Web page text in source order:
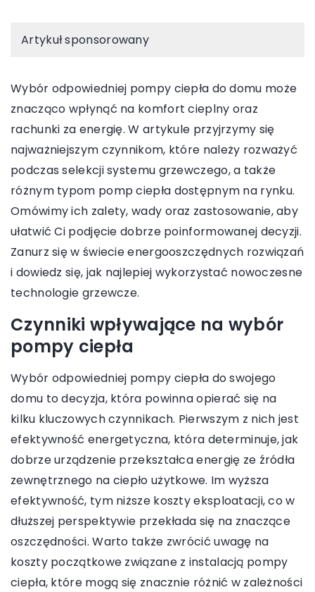
Artykuł sponsorowany
Wybór odpowiedniej pompy ciepła do domu może
znacząco wpłynąć na komfort cieplny oraz
rachunki za energię. W artykule przyjrzymy się
najważniejszym czynnikom, które należy rozważyć
podczas selekcji systemu grzewczego, a także
różnym typom pomp ciepła dostępnym na rynku.
Omówimy ich zalety, wady oraz zastosowanie, aby
ułatwić Ci podjęcie dobrze poinformowanej decyzji.
Zanurz się w świecie energooszczędnych rozwiązań
i dowiedz się, jak najlepiej wykorzystać nowoczesne
technologie grzewcze.
Czynniki wpływające na wybór
pompy ciepła
Wybór odpowiedniej pompy ciepła do swojego
domu to decyzja, która powinna opierać się na
kilku kluczowych czynnikach. Pierwszym z nich jest
efektywność energetyczna, która determinuje, jak
dobrze urządzenie przekształca energię ze źródła
zewnętrznego na ciepło użytkowe. Im wyższa
efektywność, tym niższe koszty eksploatacji, co w
dłuższej perspektywie przekłada się na znaczące
oszczędności. Warto także zwrócić uwagę na
koszty początkowe związane z instalacją pompy
ciepła, które mogą się znacznie różnić w zależności